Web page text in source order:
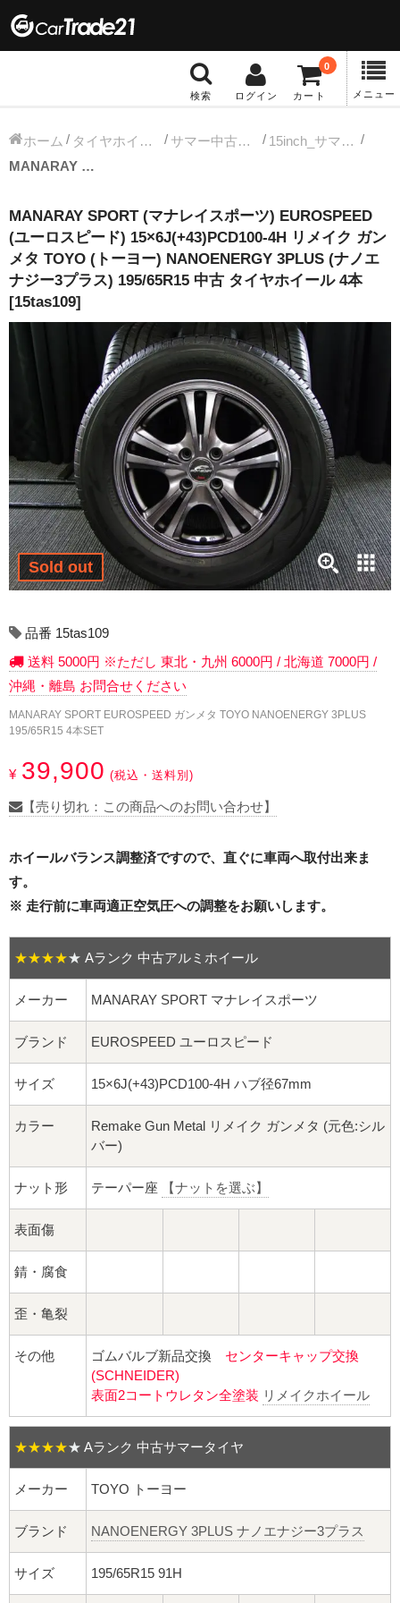
検索 ログイン カート
0
メニュー
冬タイヤホイール
13インチ：冬タイヤホイール
14インチ：冬タイヤホイール
15インチ：冬タイヤホイール
16インチ：冬タイヤホイール
17インチ：冬タイヤホイール
18インチ：冬タイヤホイール
19インチ：冬タイヤホイール
20インチ：冬タイヤホイール
夏タイヤホイール
12インチ：夏タイヤホイール
13インチ：夏タイヤホイール
14インチ：夏タイヤホイール
15インチ：夏タイヤホイール
16インチ：夏タイヤホイール
17インチ：夏タイヤホイール
19インチ：夏タイヤホイール
20インチ：夏タイヤホイール
ホイールナット
ロング球面ナット
ショート球面ナット
貫通ナット
ロング袋ナット
ショート袋ナット
スチール鉄ホイール
ホーム タイヤホイールセット サマー中古タイヤホイール
15inch_サマー中古タイヤホイール
MANARAY SPORT (マナレイスポーツ) EUROSPEED (ユーロスピード) 15×6J(+43)PCD100-4H リメイク ガンメタ TOYO (トーヨー) NANOENERGY 3PLUS (ナノエナジー3プラス) 195/65R15 中古 タイヤホイール 4本 [15tas109]
MANARAY SPORT (マナレイスポーツ) EUROSPEED
(ユーロスピード) 15×6J(+43)PCD100-4H リメイク ガン
メタ TOYO (トーヨー) NANOENERGY 3PLUS (ナノエ
ナジー3プラス) 195/65R15 中古 タイヤホイール 4本
[15tas109]
Sold out
品番 15tas109
送料 5000円 ※ただし 東北・九州 6000円 / 北海道 7000円 /
沖縄・離島 お問合せください
MANARAY SPORT EUROSPEED ガンメタ TOYO NANOENERGY 3PLUS
195/65R15 4本SET
¥ 39,900 (税込・送料別)
【売り切れ：この商品へのお問い合わせ】
ホイールバランス調整済ですので、直ぐに車両へ取付出来ま
す。
※ 走行前に車両適正空気圧への調整をお願いします。
★★★★★ Aランク 中古アルミホイール
メーカー MANARAY SPORT マナレイスポーツ
ブランド EUROSPEED ユーロスピード
サイズ 15×6J(+43)PCD100-4H ハブ径67mm
カラー
Remake Gun Metal リメイク ガンメタ (元色:シル
バー)
ナット形 テーパー座 【ナットを選ぶ】
表面傷
錆・腐食
歪・亀裂
その他 ゴムバルブ新品交換 センターキャップ交換
(SCHNEIDER)
表面2コートウレタン全塗装 リメイクホイール
★★★★★ Aランク 中古サマータイヤ
メーカー TOYO トーヨー
ブランド NANOENERGY 3PLUS ナノエナジー3プラス
サイズ 195/65R15 91H